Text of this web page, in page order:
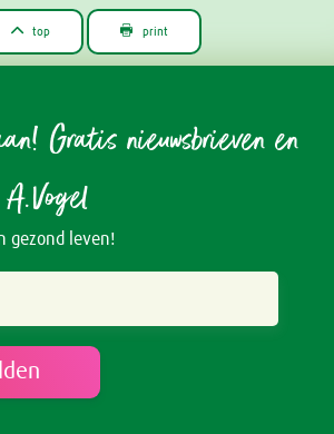
 top  print
Gratis nieuwsbrieven en
gezond leven!